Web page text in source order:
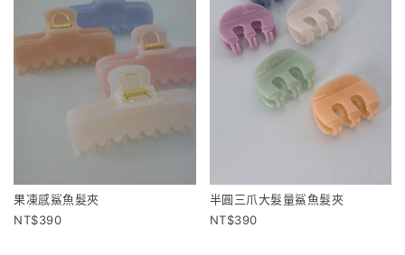
果凍感鯊魚髮夾
390
半圓三爪大髮量鯊魚髮夾
390